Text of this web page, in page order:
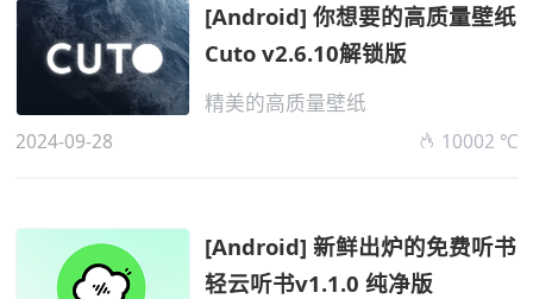
[Android] 你想要的高质量壁纸
Cuto v2.6.10解锁版
精美的高质量壁纸
2024-09-28 10002 ℃
[Android] 新鲜出炉的免费听书
轻云听书v1.1.0 纯净版